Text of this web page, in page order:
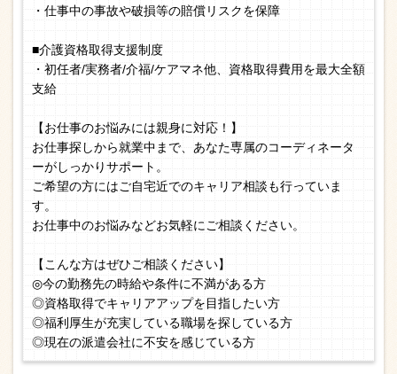
・仕事中の事故や破損等の賠償リスクを保障
■介護資格取得支援制度
・初任者/実務者/介福/ケアマネ他、資格取得費用を最大全額
支給
【お仕事のお悩みには親身に対応！】
お仕事探しから就業中まで、あなた専属のコーディネータ
ーがしっかりサポート。
ご希望の方にはご自宅近でのキャリア相談も行っていま
す。
お仕事中のお悩みなどお気軽にご相談ください。
【こんな方はぜひご相談ください】
◎今の勤務先の時給や条件に不満がある方
◎資格取得でキャリアアップを目指したい方
◎福利厚生が充実している職場を探している方
◎現在の派遣会社に不安を感じている方